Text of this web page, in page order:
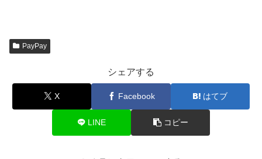
PayPay
シェアする
X Facebook はてブ
LINE コピー